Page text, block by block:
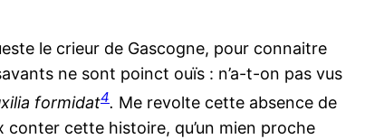
le crieur de Gascogne, pour connaitre
ne sont poinct ouïs : n’a-t-on pas vus
formidat4. Me revolte cette absence de
cette histoire, qu’un mien proche